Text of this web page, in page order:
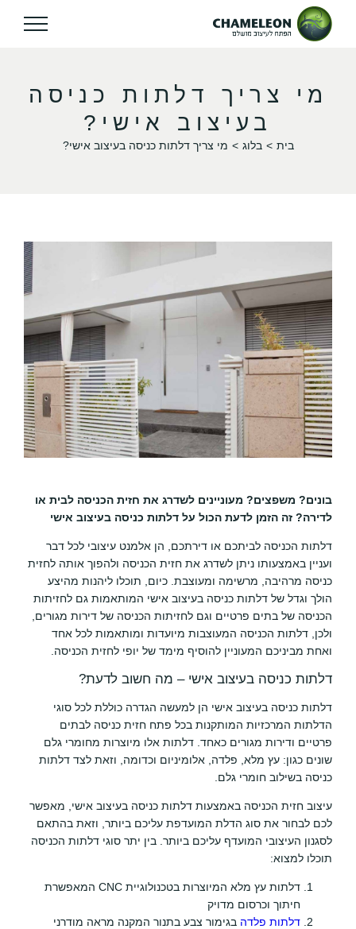
מי צריך דלתות כניסה
בעיצוב אישי?
בית בלוג מי צריך דלתות כניסה בעיצוב אישי?
בונים? משפצים? מעוניינים לשדרג את חזית הכניסה לבית או
לדירה? זה הזמן לדעת הכול על דלתות כניסה בעיצוב אישי
דלתות הכניסה לביתכם או דירתכם, הן אלמנט עיצובי לכל דבר
ועניין באמצעותו ניתן לשדרג את חזית הכניסה ולהפוך אותה לחזית
כניסה מרהיבה, מרשימה ומעוצבת. כיום, תוכלו ליהנות מהיצע
הולך וגדל של דלתות כניסה בעיצוב אישי המותאמות גם לחזיתות
הכניסה של בתים פרטיים וגם לחזיתות הכניסה של דירות מגורים,
ולכן, דלתות הכניסה המעוצבות מיועדות ומותאמות לכל אחד
ואחת מביניכם המעוניין להוסיף מימד של יופי לחזית הכניסה.
דלתות כניסה בעיצוב אישי – מה חשוב לדעת?
דלתות כניסה בעיצוב אישי הן למעשה הגדרה כוללת לכל סוגי
הדלתות המרכזיות המותקנות בכל פתח חזית כניסה לבתים
פרטיים ודירות מגורים כאחד. דלתות אלו מיוצרות מחומרי גלם
שונים כגון: עץ מלא, פלדה, אלומיניום וכדומה, וזאת לצד דלתות
כניסה בשילוב חומרי גלם.
עיצוב חזית הכניסה באמצעות דלתות כניסה בעיצוב אישי, מאפשר
לכם לבחור את סוג הדלת המועדפת עליכם ביותר, וזאת בהתאם
לסגנון העיצובי המועדף עליכם ביותר. בין יתר סוגי דלתות הכניסה
תוכלו למצוא:
דלתות עץ מלא המיוצרות בטכנולוגיית CNC המאפשרת
חיתוך וכרסום מדויק
דלתות פלדה בגימור צבע בתנור המקנה מראה מודרני